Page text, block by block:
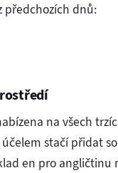
předchozích dnů:
na všech
stačí přidat
en pro angličtinu